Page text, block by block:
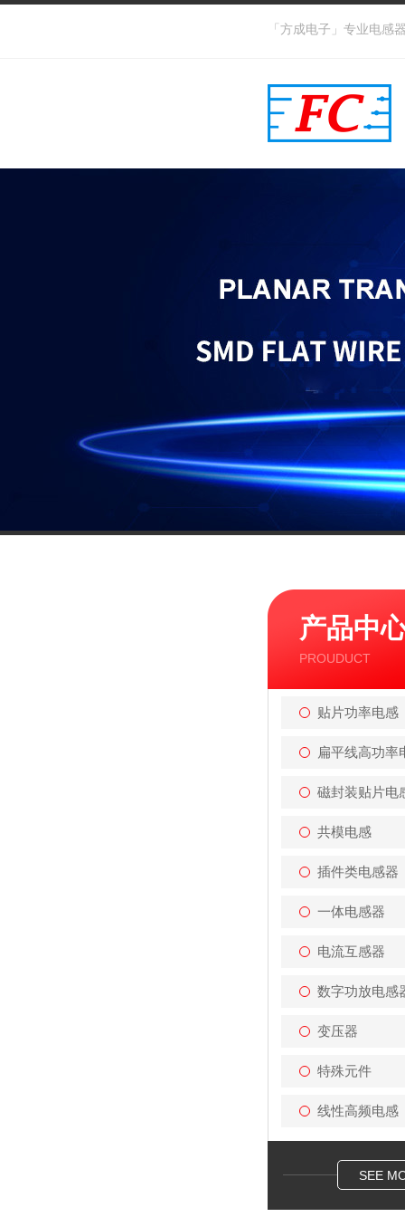
「方成电子」专业电感
产品中
PROUDUCT
贴片功率电感
扁平线高功率
磁封装贴片电
共模电感
插件类电感器
一体电感器
电流互感器
数字功放电感
变压器
特殊元件
线性高频电感
SEE